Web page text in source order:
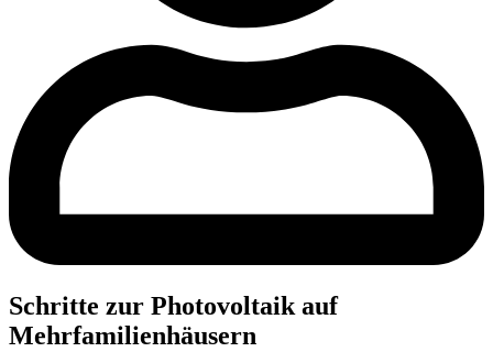
Schritte zur Photovoltaik auf
Mehrfamilienhäusern